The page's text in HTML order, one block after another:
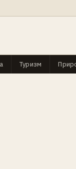
Туризм